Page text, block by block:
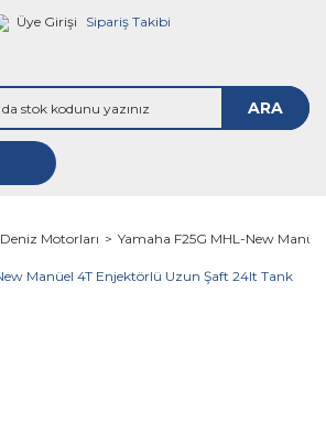
Üye Girişi Sipariş Takibi
ARA
Deniz Motorları Yamaha F25G MHL-New